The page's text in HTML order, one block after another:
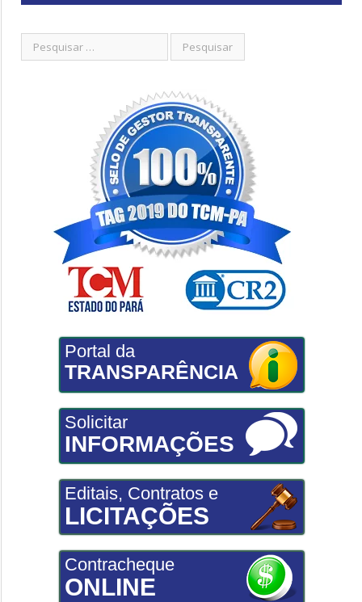
Portal da
TRANSPARÊNCIA
Solicitar
INFORMAÇÕES
Editais, Contratos e
LICITAÇÕES
Contracheque
ONLINE